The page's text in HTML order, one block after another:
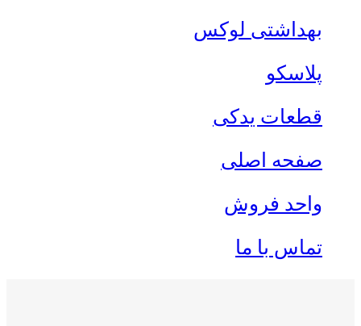
بهداشتی لوکس
پلاسکو
قطعات یدکی
صفحه اصلی
واحد فروش
تماس با ما